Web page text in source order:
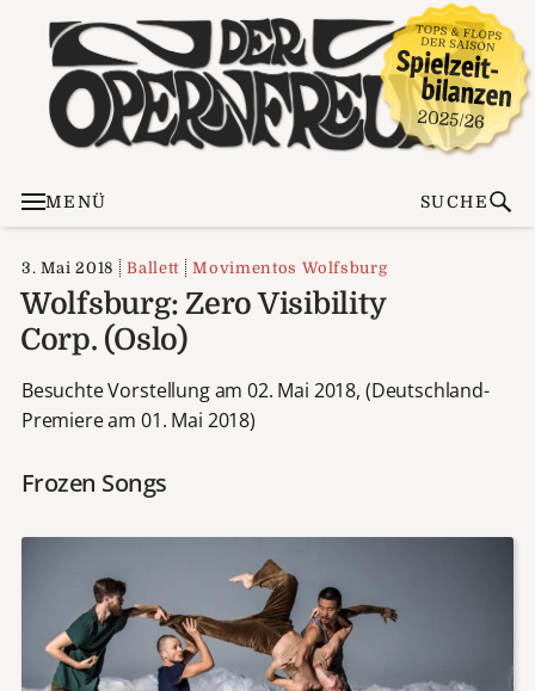
MENÜ SUCHE
3. Mai 2018 Ballett Movimentos Wolfsburg
Wolfsburg: Zero Visibility
Corp. (Oslo)
Besuchte Vorstellung am 02. Mai 2018, (Deutschland-
Premiere am 01. Mai 2018)
Frozen Songs